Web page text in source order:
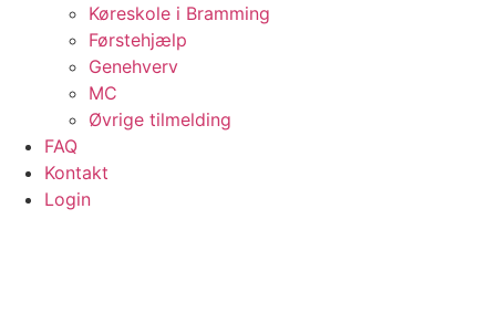
Køreskole i Bramming
Førstehjælp
Genehverv
MC
Øvrige tilmelding
FAQ
Kontakt
Login